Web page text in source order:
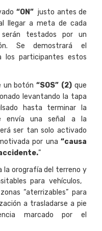
“ON”justo antes de
llegar a meta de cada
serán testados por un
Se demostrará el
los participantes estos
un botón“SOS” (2) que
levantando la tapa
hasta terminar la
envía una señal a la
ser tan solo activado
por una “causa
”
la orografía del terreno y
para vehículos,
“aterrizables” para
a trasladarse a pie
marcado por el